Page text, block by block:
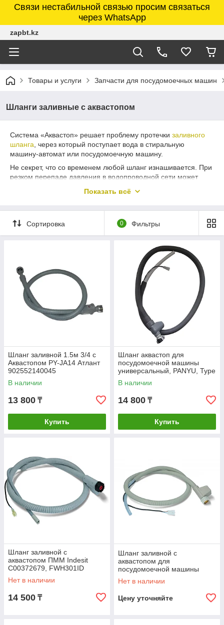
Связи нестабильной связью просим связаться
через WhatsApp
zapbt.kz
Товары и услуги Запчасти для посудомоечных машин
Шланги заливные с аквастопом
Система «Аквастоп» решает проблему протечки заливного
шланга , через который поступает вода в стиральную
машину-автомат или посудомоечную машину.
Не секрет, что со временем любой шланг изнашивается. При
резком перепаде давления в водопроводной сети может
вода вытечет наружу и зальет пол в квартире.
Выход есть: не ждите, когда случится «потоп», приобретите
Система «Аквастоп» бывает двух видов:
С абсорбентом. Шланг состоит из двух трубок, а в
месте его соединения с машиной находится
специальный блок, заполненный абсорбирующим
веществом. В случае аварии вода из основной
(внутренней) трубки проникает в пространство между
стенками. Абсорбент мгновенно разбухает, и
включается защитный клапан. О том, что сработала
защита, вам сообщит индикатор. Система одноразовая
– после срабатывания защиты ее придется менять на
новую.
С электромагнитным датчиком блокировки. В
аварийной ситуации датчик посылает сигнал на блок
управления, и доступ воды экстренно прекращается.
Этот вариант системы AquaStop используется в
дорогих машинах.
Если вы хотите избавить себя от риска «затопить» свою и
Показать всё
Сортировка 0 Фильтры
Шланг заливной 1.5м 3/4 с
Аквастопом PY-JA14 Атлант
902552140045
В наличии
13 800 ₸
Купить
Шланг аквастоп для
посудомоечной машины
универсальный, PANYU, Type
PY-JA15
В наличии
14 800 ₸
Купить
Шланг заливной с
аквастопом ПММ Indesit
C00372679, FWH301ID
Нет в наличии
14 500 ₸
Шланг заливной с
аквастопом для
посудомоечной машины
Samsung DD62-00102A
FWH301SA
Нет в наличии
Цену уточняйте